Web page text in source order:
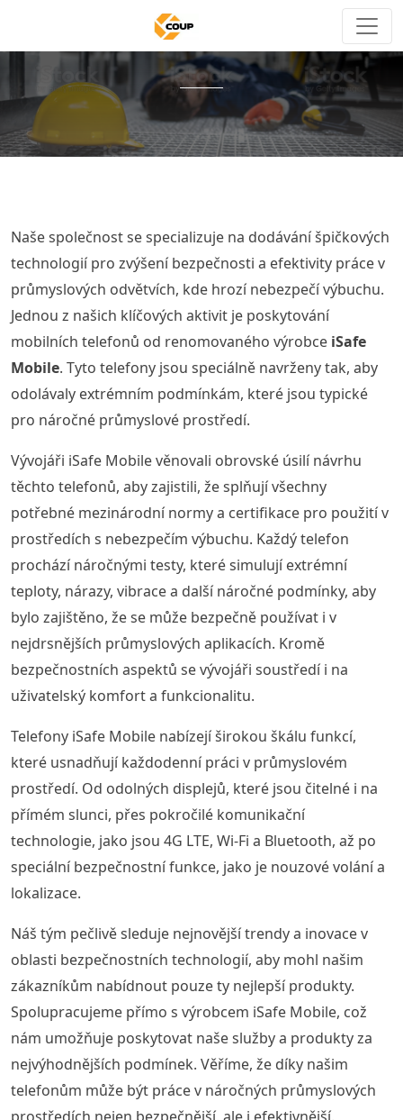
Naše společnost se specializuje na dodávání špičkových
technologií pro zvýšení bezpečnosti a efektivity práce v
průmyslových odvětvích, kde hrozí nebezpečí výbuchu.
Jednou z našich klíčových aktivit je poskytování
mobilních telefonů od renomovaného výrobce iSafe
Mobile. Tyto telefony jsou speciálně navrženy tak, aby
odolávaly extrémním podmínkám, které jsou typické
pro náročné průmyslové prostředí.
Vývojáři iSafe Mobile věnovali obrovské úsilí návrhu
těchto telefonů, aby zajistili, že splňují všechny
potřebné mezinárodní normy a certifikace pro použití v
prostředích s nebezpečím výbuchu. Každý telefon
prochází náročnými testy, které simulují extrémní
teploty, nárazy, vibrace a další náročné podmínky, aby
bylo zajištěno, že se může bezpečně používat i v
nejdrsnějších průmyslových aplikacích. Kromě
bezpečnostních aspektů se vývojáři soustředí i na
uživatelský komfort a funkcionalitu.
Telefony iSafe Mobile nabízejí širokou škálu funkcí,
které usnadňují každodenní práci v průmyslovém
prostředí. Od odolných displejů, které jsou čitelné i na
přímém slunci, přes pokročilé komunikační
technologie, jako jsou 4G LTE, Wi-Fi a Bluetooth, až po
speciální bezpečnostní funkce, jako je nouzové volání a
lokalizace.
Náš tým pečlivě sleduje nejnovější trendy a inovace v
oblasti bezpečnostních technologií, aby mohl našim
zákazníkům nabídnout pouze ty nejlepší produkty.
Spolupracujeme přímo s výrobcem iSafe Mobile, což
nám umožňuje poskytovat naše služby a produkty za
nejvýhodnějších podmínek. Věříme, že díky našim
telefonům může být práce v náročných průmyslových